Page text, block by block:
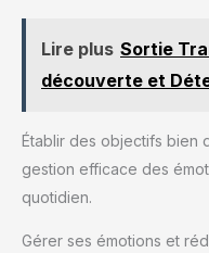
notre boutique de
couverture, ainsi
accessoires de
étudiants, les
comme une chambre
programmes
Lire plus Sortie
découverte et
Établir des objectifs bien
gestion efficace des
quotidien.
Gérer ses émotions et